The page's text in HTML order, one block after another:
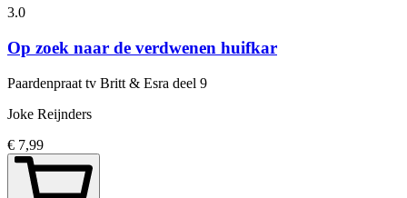
3.0
Op zoek naar de verdwenen huifkar
Paardenpraat tv Britt & Esra deel 9
Joke Reijnders
€ 7,99